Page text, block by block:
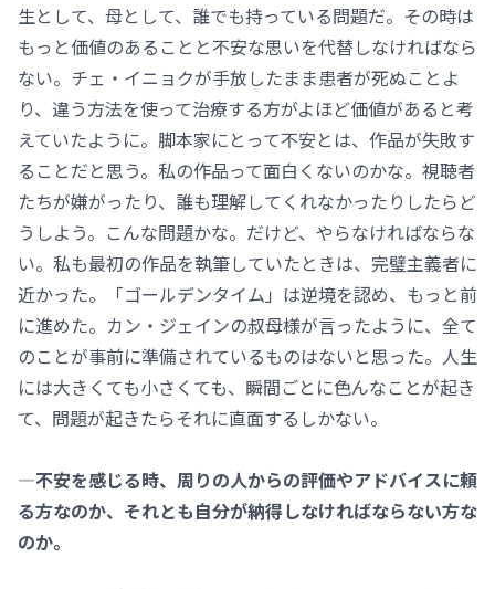
生として、母として、誰でも持っている問題だ。その時は
もっと価値のあることと不安な思いを代替しなければなら
ない。チェ・イニョクが手放したまま患者が死ぬことよ
り、違う方法を使って治療する方がよほど価値があると考
えていたように。脚本家にとって不安とは、作品が失敗す
ることだと思う。私の作品って面白くないのかな。視聴者
たちが嫌がったり、誰も理解してくれなかったりしたらど
うしよう。こんな問題かな。だけど、やらなければならな
い。私も最初の作品を執筆していたときは、完璧主義者に
近かった。「ゴールデンタイム」は逆境を認め、もっと前
に進めた。カン・ジェインの叔母様が言ったように、全て
のことが事前に準備されているものはないと思った。人生
には大きくても小さくても、瞬間ごとに色んなことが起き
て、問題が起きたらそれに直面するしかない。
―不安を感じる時、周りの人からの評価やアドバイスに頼
る方なのか、それとも自分が納得しなければならない方な
のか。